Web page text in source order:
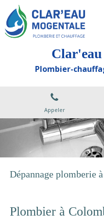
Plombier-
Appeler
Dépannage plomberie
Plombier à